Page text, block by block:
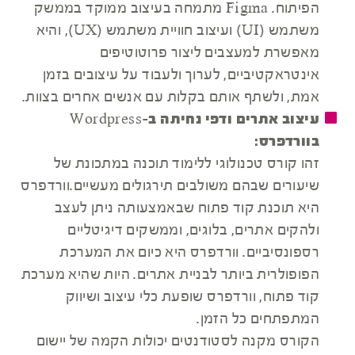
הפיתוח. Figma מתמחה בעיצוב ממוקד בממשק
משתמש (UI) ועיצוב חוויית משתמש (UX), והיא
מאפשרת למעצבים ליצור פרוטוטיפים
אינטראקטיביים, לערוך ולעבוד על עיצובים בזמן
אמת, ולשתף אותם בקלות עם אנשים אחרים בצוות.
עיצוב אתרים ודפי נחיתה ב-Wordpress
בוורדפרס:
זהו קורס טכנולוגי ללימוד תוכנה במתכונת של
שיעורים שבהם משולבים תירגולים מעשיים.וורדפרס
היא תוכנת קוד פתוח שבאמצעותה ניתן לעצב
ולהקים אתרים, בלוגים, וממשקים דיגיטליים
רספונסיביים. וורדפרס היא כיום את המערכת
הפופולרית ביותר לבניית אתרים. היות שהיא מערכת
קוד פתוח, וורדפרס שופעת כלי עיצוב ושיווק
המתפתחים כל הזמן.
הקורס מקנה לסטודנטים יכולות הקמה של יישום